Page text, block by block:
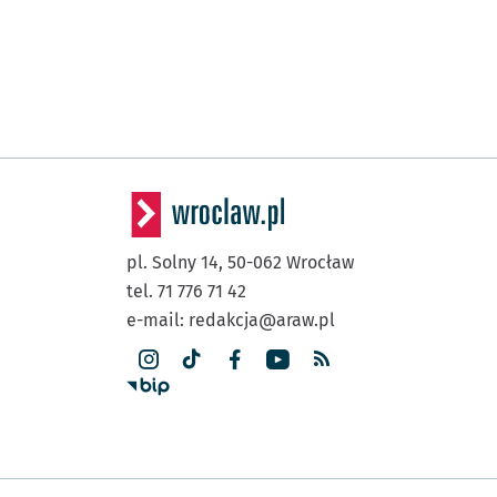
pl. Solny 14, 50-062 Wrocław
tel. 71 776 71 42
e-mail: redakcja@araw.pl